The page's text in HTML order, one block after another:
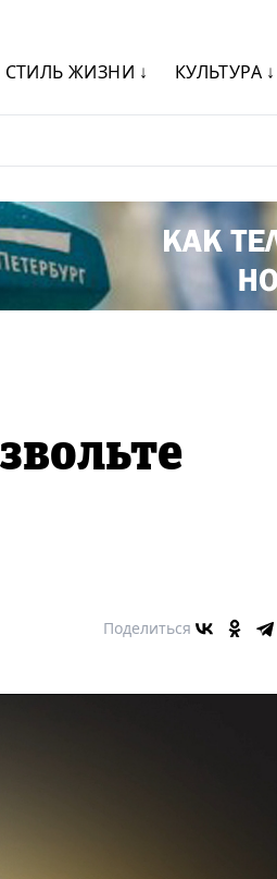
СТИЛЬ ЖИЗНИ ↓ КУЛЬТУРА ↓
Поделиться